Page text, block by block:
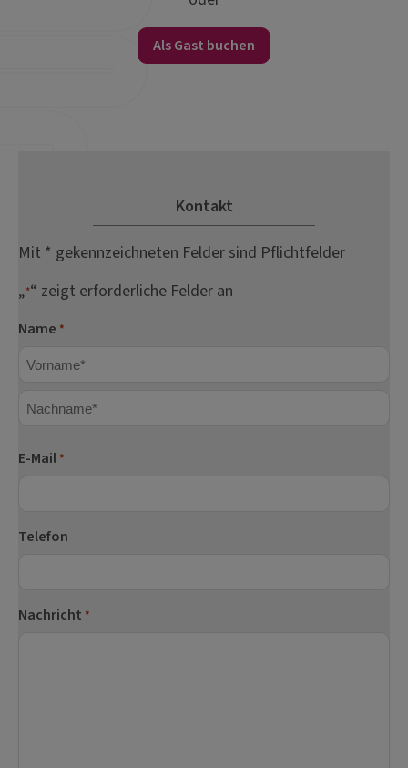
Als Gast buchen
Kontakt
Mit * gekennzeichneten Felder sind Pflichtfelder
„*“ zeigt erforderliche Felder an
Name *
E-Mail *
Telefon
Nachricht *